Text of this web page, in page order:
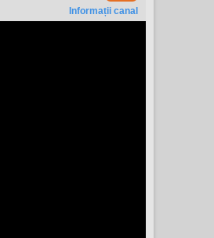
Informații canal